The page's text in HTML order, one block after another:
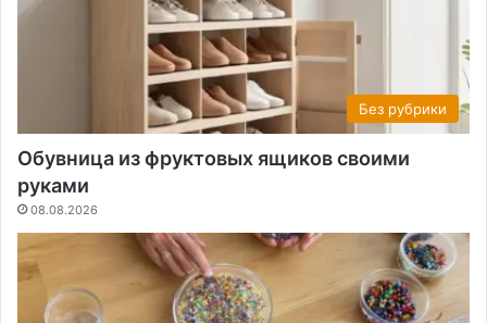
Без рубрики
Обувница из фруктовых ящиков своими
руками
08.08.2026